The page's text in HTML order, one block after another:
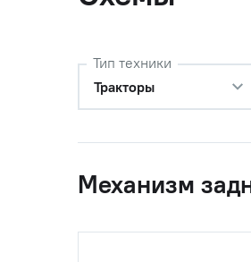
Тип техники
Тракторы
Механизм
54
1220-
55 80-4605033
56